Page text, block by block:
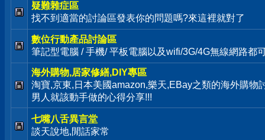
疑難雜症區
找不到適當的討論區發表你的問題嗎?來這裡就對了
數位行動產品討論區
筆記型電腦 / 手機/ 平板電腦以及wifi/3G/4G無線網路都
海外購物,居家修繕,DIY專區
淘寶,京東,日本美國amazon,樂天,EBay之類的海外購物
男人就該動手做的心得分享!!!
七嘴八舌異言堂
談天說地,閒話家常